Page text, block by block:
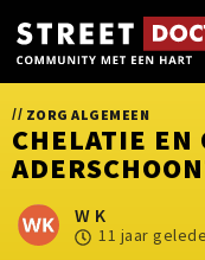
// ZORG ALGEMEEN
CHELATIE EN
W K
11 jaar